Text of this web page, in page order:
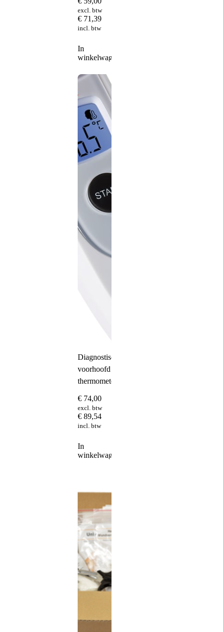
excl. btw
€ 71,39
incl. btw
In
winkelwagen
Diagnostische
voorhoofd
thermometer
€ 74,00
excl. btw
€ 89,54
incl. btw
In
winkelwagen